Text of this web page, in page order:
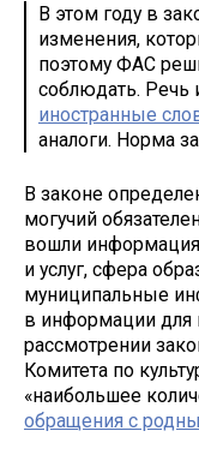
В этом году в
изменения,
поэтому ФАС
соблюдать. Речь
иностранные
аналоги. Норма
В законе
могучий
вошли информация
и услуг, сфера
муниципальные
в информации для
рассмотрении
Комитета по
«наибольшее
обращения с